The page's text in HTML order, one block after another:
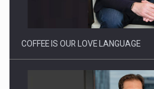
Investitii Digitalizare
COFFEE IS OUR LOVE LANGUAGE